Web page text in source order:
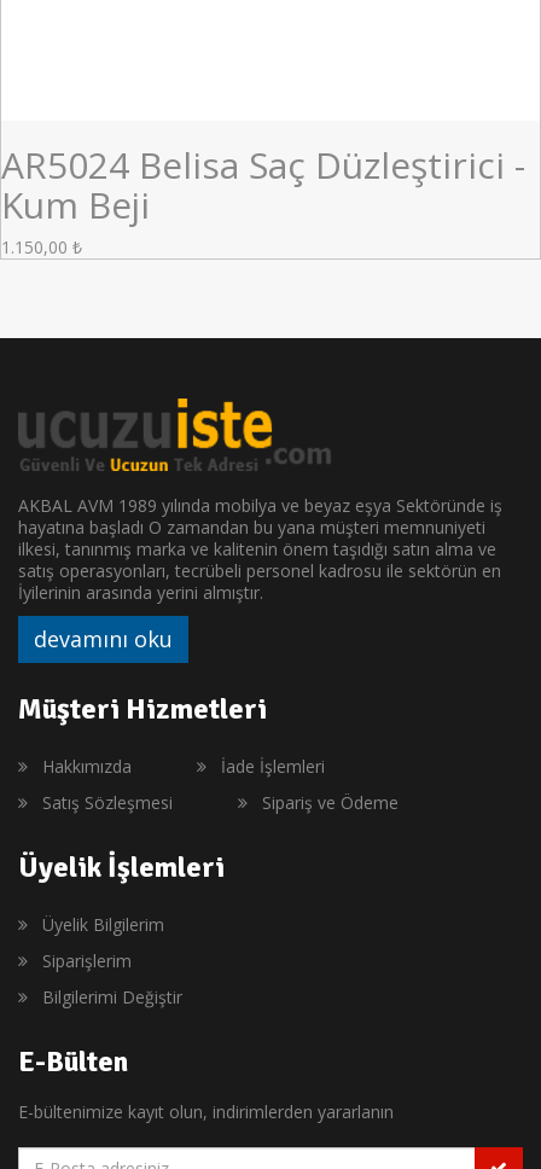
AR5024 Belisa Saç Düzleştirici -
Kum Beji
1.150,00 ₺
AKBAL AVM 1989 yılında mobilya ve beyaz eşya Sektöründe iş
hayatına başladı O zamandan bu yana müşteri memnuniyeti
ilkesi, tanınmış marka ve kalitenin önem taşıdığı satın alma ve
satış operasyonları, tecrübeli personel kadrosu ile sektörün en
İyilerinin arasında yerini almıştır.
devamını oku
Müşteri Hizmetleri
Hakkımızda
İade İşlemleri
Satış Sözleşmesi
Sipariş ve Ödeme
Üyelik İşlemleri
Üyelik Bilgilerim
Siparişlerim
Bilgilerimi Değiştir
E-Bülten
E-bültenimize kayıt olun, indirimlerden yararlanın